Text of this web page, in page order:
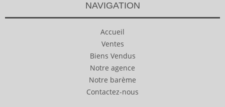
NAVIGATION
Accueil
Ventes
Biens Vendus
Notre agence
Notre barème
Contactez-nous